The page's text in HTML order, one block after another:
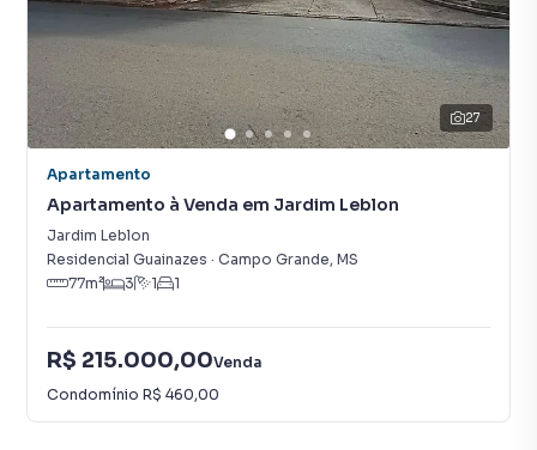
27
Apartamento
Apartamento à Venda em Jardim Leblon
Jardim Leblon
Residencial Guainazes · Campo Grande, MS
77m² 3 1 1
R$ 215.000,00Venda
Condomínio R$ 460,00